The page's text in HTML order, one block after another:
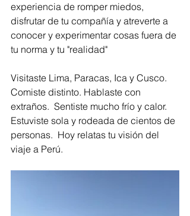
experiencia de romper miedos,
disfrutar de tu compañía y atreverte a
conocer y experimentar cosas fuera de
tu norma y tu "realidad"
Visitaste Lima, Paracas, Ica y Cusco.
Comiste distinto. Hablaste con
extraños.  Sentiste mucho frío y calor.
Estuviste sola y rodeada de cientos de
personas.  Hoy relatas tu visión del
viaje a Perú.